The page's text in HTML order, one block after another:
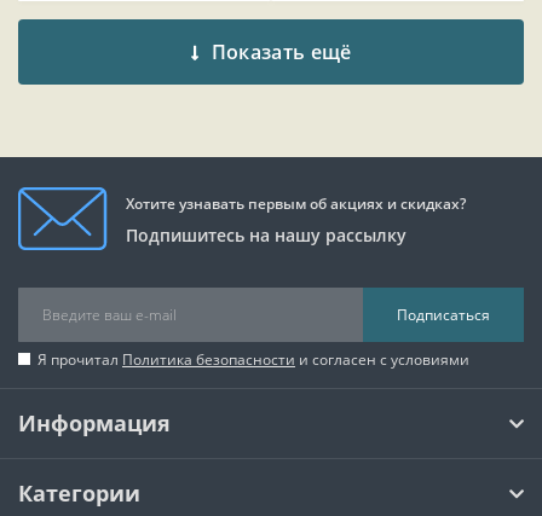
Показать ещё
Хотите узнавать первым об акциях и скидках?
Подпишитесь на нашу рассылку
Подписаться
Я прочитал Политика безопасности и согласен с условиями
Информация
Категории